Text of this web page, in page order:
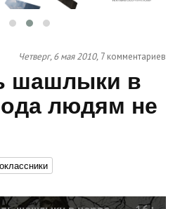
Четверг, 6 мая 2010, 7 комментариев
шашлыки в
людям не